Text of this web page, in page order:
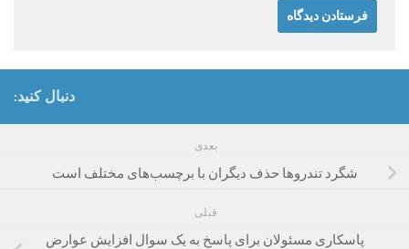
دنبال کنید:
بعدی
شگرد تندروها حذف دیگران با برچسب‌های مختلف است
قبلی
پاسکاری مسئولان برای پاسخ به یک سوال افزایش عوارض